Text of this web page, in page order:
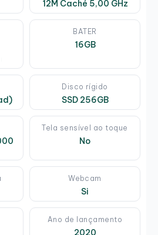
12M Caché 5,00 GHz
BATER
16GB
Disco rígido
SSD 256GB
Tela sensível ao toque
No
Webcam
Si
Ano de lançamento
2020